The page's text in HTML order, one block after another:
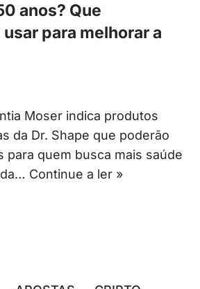
anos? Que
para melhorar a
Moser indica produtos
da Dr. Shape que poderão
para quem busca mais saúde
Continue a ler »